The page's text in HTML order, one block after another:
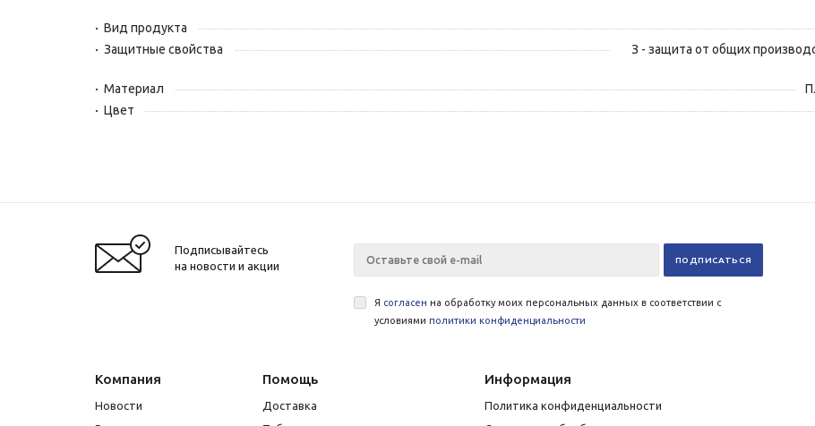
Вид продукта
Защитные свойства
З - защита от общих
Материал
Цвет
Подписывайтесь
на новости и акции
Я согласен на обработку моих персональных данных в соответствии с
условиями политики конфиденциальности
Компания Помощь Информация
Новости
Доставка
Политика конфиденциальности